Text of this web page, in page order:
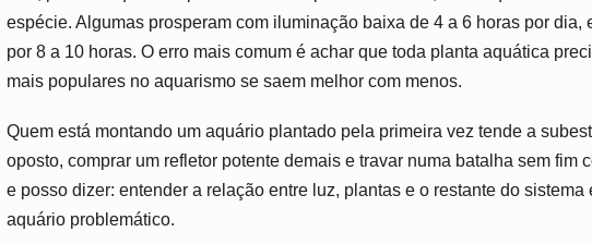
Tudo
Que
Você
Saber
espécie. Algumas prosperam com iluminação baixa de 4 a 6 horas por
por 8 a 10 horas. O erro mais comum é achar que toda planta aquática
mais populares no aquarismo se saem melhor com menos.
Quem está montando um aquário plantado pela primeira vez tende a
oposto, comprar um refletor potente demais e travar numa batalha sem fim
e posso dizer: entender a relação entre luz, plantas e o restante do
aquário problemático.